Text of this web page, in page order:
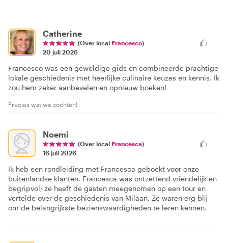
Catherine
(Over local Francesco)
20 juli 2026
Francesco was een geweldige gids en combineerde prachtige
lokale geschiedenis met heerlijke culinaire keuzes en kennis. Ik
zou hem zeker aanbevelen en opnieuw boeken!
Precies wat we zochten!
Noemi
(Over local Francesca)
16 juli 2026
Ik heb een rondleiding met Francesca geboekt voor onze
buitenlandse klanten. Francesca was ontzettend vriendelijk en
begripvol; ze heeft de gasten meegenomen op een tour en
vertelde over de geschiedenis van Milaan. Ze waren erg blij
om de belangrijkste bezienswaardigheden te leren kennen.